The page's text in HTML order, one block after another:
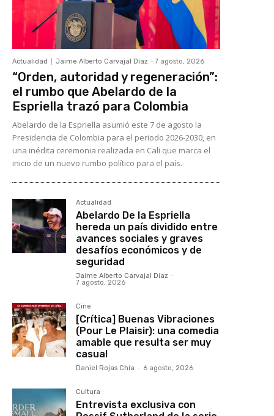
Actualidad Jaime Alberto Carvajal Díaz - 7 agosto, 2026
“Orden, autoridad y regeneración”:
el rumbo que Abelardo de la
Espriella trazó para Colombia
Abelardo de la Espriella asumió este 7 de agosto la
Presidencia de Colombia para el periodo 2026-2030, en
una inédita ceremonia realizada en Cali que marca el
inicio de un nuevo rumbo político para el país.
Actualidad
Abelardo De la Espriella
hereda un país dividido entre
avances sociales y graves
desafíos económicos y de
seguridad
Jaime Alberto Carvajal Díaz -
7 agosto, 2026
Cine
[Crítica] Buenas Vibraciones
(Pour Le Plaisir): una comedia
amable que resulta ser muy
casual
Daniel Rojas Chía - 6 agosto, 2026
Cultura
Entrevista exclusiva con